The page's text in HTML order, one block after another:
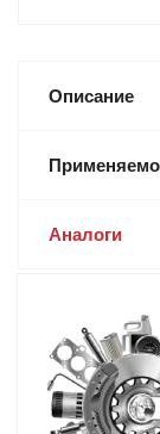
Описание
Аналоги